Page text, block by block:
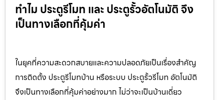
ทำไม ประตูรีโมท และ ประตูรั้วอัตโนมัติ จึง
เป็นทางเลือกที่คุ้มค่า
ในยุคที่ความสะดวกสบายและความปลอดภัยเป็นเรื่องสำคัญ
การติดตั้ง ประตูรีโมทบ้าน หรือระบบ ประตูรั้วรีโมท อัตโนมัติ
จึงเป็นทางเลือกที่คุ้มค่าอย่างมาก ไม่ว่าจะเป็นบ้านเดี่ยว